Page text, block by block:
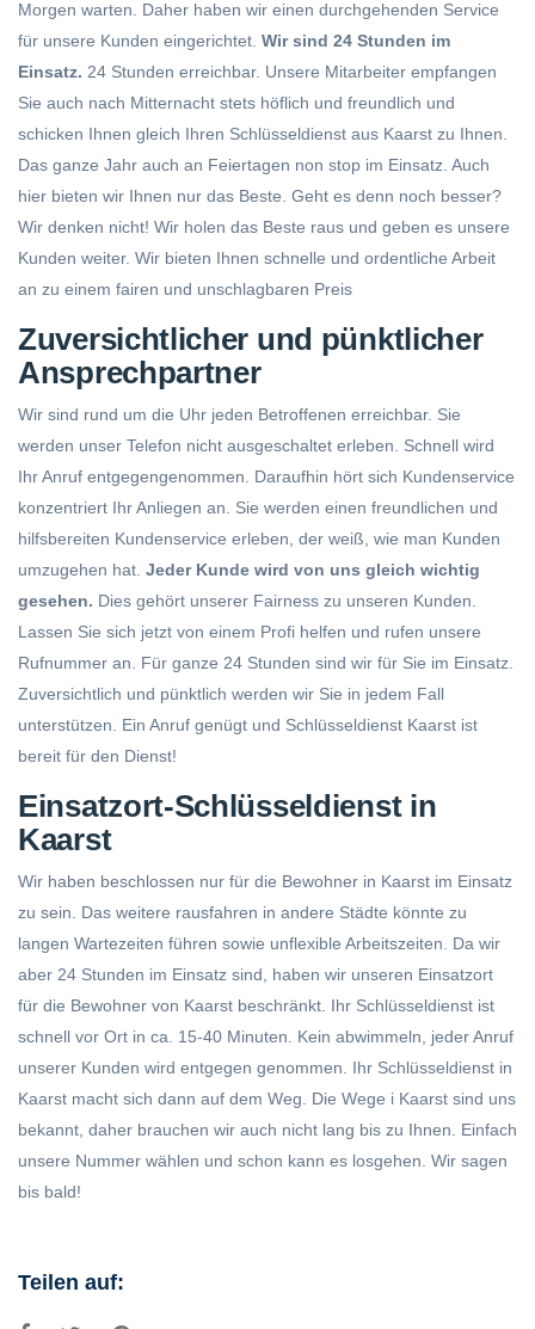
Morgen warten. Daher haben wir einen durchgehenden Service
für unsere Kunden eingerichtet. Wir sind 24 Stunden im
Einsatz. 24 Stunden erreichbar. Unsere Mitarbeiter empfangen
Sie auch nach Mitternacht stets höflich und freundlich und
schicken Ihnen gleich Ihren Schlüsseldienst aus Kaarst zu Ihnen.
Das ganze Jahr auch an Feiertagen non stop im Einsatz. Auch
hier bieten wir Ihnen nur das Beste. Geht es denn noch besser?
Wir denken nicht! Wir holen das Beste raus und geben es unsere
Kunden weiter. Wir bieten Ihnen schnelle und ordentliche Arbeit
an zu einem fairen und unschlagbaren Preis
Zuversichtlicher und pünktlicher
Ansprechpartner
Wir sind rund um die Uhr jeden Betroffenen erreichbar. Sie
werden unser Telefon nicht ausgeschaltet erleben. Schnell wird
Ihr Anruf entgegengenommen. Daraufhin hört sich Kundenservice
konzentriert Ihr Anliegen an. Sie werden einen freundlichen und
hilfsbereiten Kundenservice erleben, der weiß, wie man Kunden
umzugehen hat. Jeder Kunde wird von uns gleich wichtig
gesehen. Dies gehört unserer Fairness zu unseren Kunden.
Lassen Sie sich jetzt von einem Profi helfen und rufen unsere
Rufnummer an. Für ganze 24 Stunden sind wir für Sie im Einsatz.
Zuversichtlich und pünktlich werden wir Sie in jedem Fall
unterstützen. Ein Anruf genügt und Schlüsseldienst Kaarst ist
bereit für den Dienst!
Einsatzort-Schlüsseldienst in
Kaarst
Wir haben beschlossen nur für die Bewohner in Kaarst im Einsatz
zu sein. Das weitere rausfahren in andere Städte könnte zu
langen Wartezeiten führen sowie unflexible Arbeitszeiten. Da wir
aber 24 Stunden im Einsatz sind, haben wir unseren Einsatzort
für die Bewohner von Kaarst beschränkt. Ihr Schlüsseldienst ist
schnell vor Ort in ca. 15-40 Minuten. Kein abwimmeln, jeder Anruf
unserer Kunden wird entgegen genommen. Ihr Schlüsseldienst in
Kaarst macht sich dann auf dem Weg. Die Wege i Kaarst sind uns
bekannt, daher brauchen wir auch nicht lang bis zu Ihnen. Einfach
unsere Nummer wählen und schon kann es losgehen. Wir sagen
bis bald!
Teilen auf: